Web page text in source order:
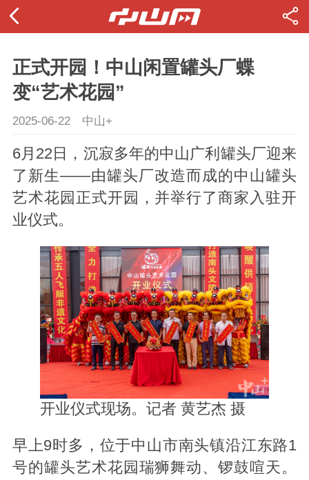
正式开园！中山闲置罐头厂蝶
变“艺术花园”
2025-06-22 中山+
6月22日，沉寂多年的中山广利罐头厂迎来
了新生——由罐头厂改造而成的中山罐头
艺术花园正式开园，并举行了商家入驻开
业仪式。
开业仪式现场。记者 黄艺杰 摄
早上9时多，位于中山市南头镇沿江东路1
号的罐头艺术花园瑞狮舞动、锣鼓喧天。